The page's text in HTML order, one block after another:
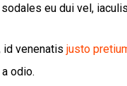
sodales eu dui vel,
venenatis justo
odio.